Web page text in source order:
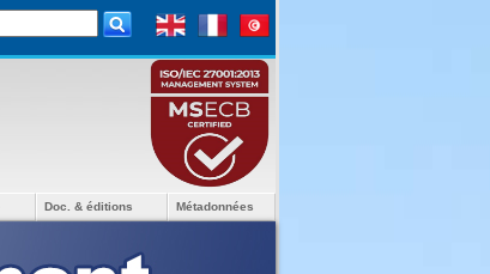
Doc. & éditions Métadonnées